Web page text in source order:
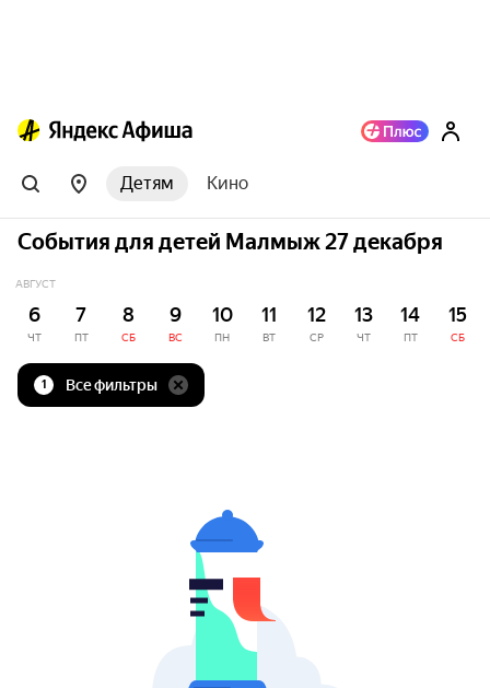
Детям Кино
События для детей Малмыж 27 декабря
АВГУСТ
6
ЧТ
7
ПТ
8
СБ
9
ВС
10
ПН
11
ВТ
12
СР
13
ЧТ
14
ПТ
15
СБ
1 Все фильтры